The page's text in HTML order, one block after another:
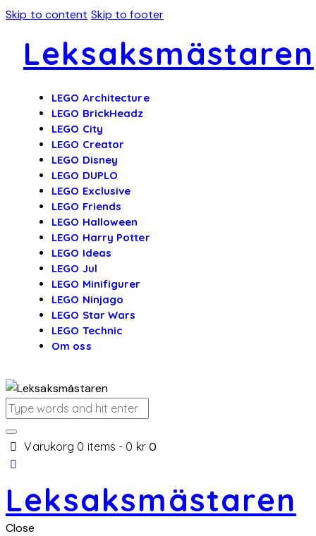
Skip to content Skip to footer
Leksaksmästaren
LEGO Architecture
LEGO BrickHeadz
LEGO City
LEGO Creator
LEGO Disney
LEGO DUPLO
LEGO Exclusive
LEGO Friends
LEGO Halloween
LEGO Harry Potter
LEGO Ideas
LEGO Jul
LEGO Minifigurer
LEGO Ninjago
LEGO Star Wars
LEGO Technic
Om oss
Varukorg 0 items - 0 kr 0
Leksaksmästaren
Close